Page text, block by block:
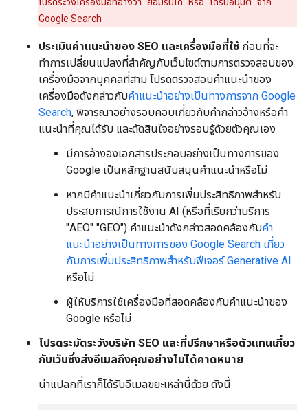
Google Search
ประเมินคำแนะนำของ SEO และเครื่องมือที่ใช้ ก่อนที่จะ
ทำการเปลี่ยนแปลงที่สำคัญกับเว็บไซต์ตามการตรวจสอบของ
เครื่องมือจากบุคคลที่สาม โปรดตรวจสอบคำแนะนำของ
เครื่องมือดังกล่าวกับคำแนะนำอย่างเป็นทางการจาก Google
Search, พิจารณาอย่างรอบคอบเกี่ยวกับคำกล่าวอ้างหรือคำ
แนะนำที่คุณได้รับ และตัดสินใจอย่างรอบรู้ด้วยตัวคุณเอง
มีการอ้างอิงเอกสารประกอบอย่างเป็นทางการของ
Google เป็นหลักฐานสนับสนุนคำแนะนำหรือไม่
หากมีคำแนะนำเกี่ยวกับการเพิ่มประสิทธิภาพสำหรับ
ประสบการณ์การใช้งาน AI (หรือที่เรียกว่าบริการ
"AEO" "GEO") คำแนะนำดังกล่าวสอดคล้องกับคำ
แนะนำอย่างเป็นทางการของ Google Search เกี่ยว
กับการเพิ่มประสิทธิภาพสำหรับฟีเจอร์ Generative AI
หรือไม่
ผู้ให้บริการใช้เครื่องมือที่สอดคล้องกับคำแนะนำของ
Google หรือไม่
โปรดระมัดระวังบริษัท SEO และที่ปรึกษาหรือตัวแทนเกี่ยว
กับเว็บซึ่งส่งอีเมลถึงคุณอย่างไม่ได้คาดหมาย
น่าแปลกที่เราก็ได้รับอีเมลขยะเหล่านี้ด้วย ดังนี้